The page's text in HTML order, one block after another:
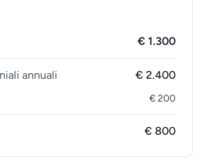
€ 1.300
annuali € 2.400
€ 200
€ 800